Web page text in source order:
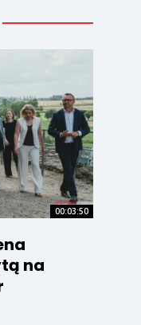
00:03:50
na